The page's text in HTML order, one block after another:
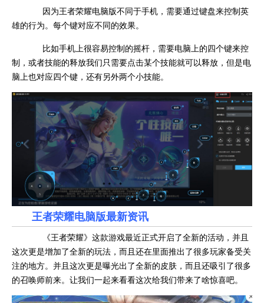
因为王者荣耀电脑版不同于手机，需要通过键盘来控制英
雄的行为。每个键对应不同的效果。
比如手机上很容易控制的摇杆，需要电脑上的四个键来控
制，或者技能的释放我们只需要点击某个技能就可以释放，但是电
脑上也对应四个键，还有另外两个小技能。
王者荣耀电脑版最新资讯
《王者荣耀》这款游戏最近正式开启了全新的活动，并且
这次更是增加了全新的玩法，而且还在里面推出了很多玩家备受关
注的地方。并且这次更是曝光出了全新的皮肤，而且还吸引了很多
的召唤师前来。让我们一起来看看这次给我们带来了啥惊喜吧。